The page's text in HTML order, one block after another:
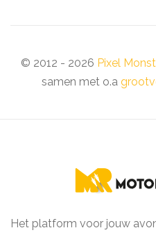
© 2012 - 2026 Pixel
samen met o.a
Het platform voor jouw